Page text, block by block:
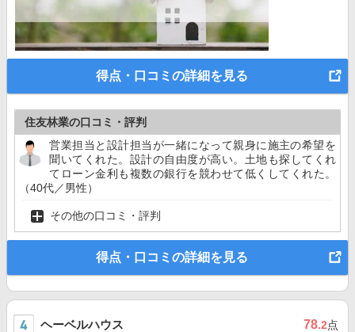
得点・口コミの詳細を見る
住友林業の口コミ・評判
営業担当と設計担当が一緒になって親身に施主の希望を
聞いてくれた。設計の自由度が高い。土地も探してくれ
てローン金利も複数の銀行を競わせて低くしてくれた。
（40代／男性）
その他の口コミ・評判
得点・口コミの詳細を見る
ヘーベルハウス 78.2点